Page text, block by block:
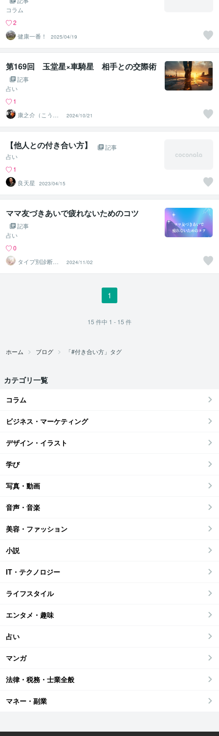
コラム
2
健康一番！
2025/04/19
第169回 玉堂星×車騎星 相手との交際術
記事
占い
1
康之介（こうの
すけ）
2024/10/21
【他人との付き合い方】
記事
占い
1
良天星
2023/04/15
ママ友づきあいで疲れないためのコツ
記事
占い
0
タイプ別診断マ
スター ほのか
2024/11/02
1
15 件中 1 - 15 件
ホーム ブログ 「#付き合い方」タグ
カテゴリ一覧
コラム
ビジネス・マーケティング
デザイン・イラスト
学び
写真・動画
音声・音楽
美容・ファッション
小説
IT・テクノロジー
ライフスタイル
エンタメ・趣味
占い
マンガ
法律・税務・士業全般
マネー・副業